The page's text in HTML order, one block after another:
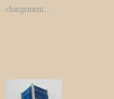
chargement…